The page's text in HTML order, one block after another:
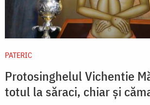
PATERIC
Protosinghelul Vichentie
totul la săraci, chiar și